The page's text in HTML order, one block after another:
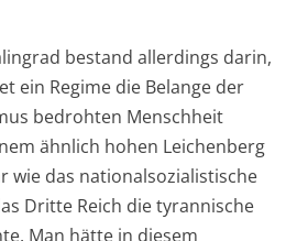
bestand allerdings darin,
ein Regime die Belange der
bedrohten Menschheit
ähnlich hohen Leichenberg
wie das nationalsozialistische
Dritte Reich die tyrannische
Man hätte in diesem